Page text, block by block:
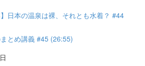
日本の温泉は裸、それとも水着？ #44
とめ講義 #45 (26:55)